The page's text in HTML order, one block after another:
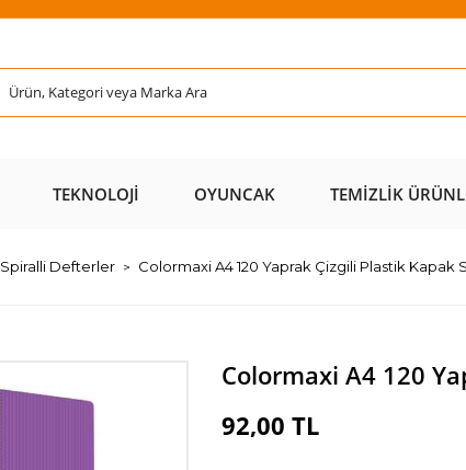
TEKNOLOJI OYUNCAK TEMIZLIK
Spiralli Defterler Colormaxi A4 120 Yaprak Çizgili Plastik Kapak
Colormaxi A4 120
92,00 TL